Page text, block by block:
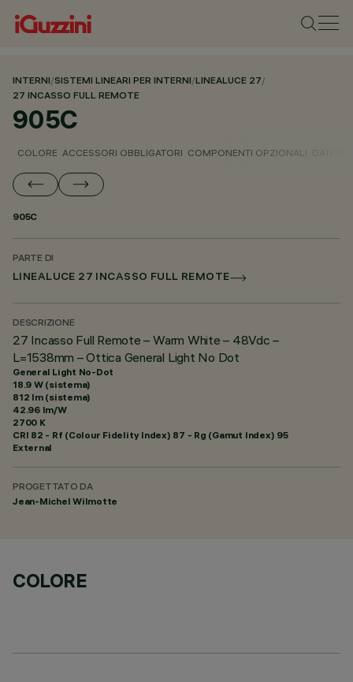
INTERNI/SISTEMI LINEARI PER INTERNI/LINEALUCE 27/
27 INCASSO FULL REMOTE
905C
COLORE ACCESSORI OBBLIGATORI COMPONENTI OPZIONALI
905C
PARTE DI
LINEALUCE 27 INCASSO FULL REMOTE
DESCRIZIONE
27 Incasso Full Remote – Warm White – 48Vdc –
L=1538mm – Ottica General Light No Dot
General Light No-Dot
18.9 W (sistema)
812 lm (sistema)
42.96 lm/W
2700 K
CRI 82 - Rf (Colour Fidelity Index) 87 - Rg (Gamut Index) 95
External
PROGETTATO DA
Jean-Michel Wilmotte
COLORE